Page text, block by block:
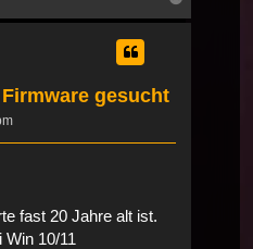
oben
gesucht
fast 20 Jahre alt ist.
Win 10/11